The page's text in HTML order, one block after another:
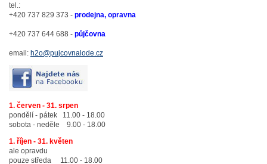
tel.:
+420 737 829 373 - prodejna, opravna
+420 737 644 688 - půjčovna
email: h2o@pujcovnalode.cz
1. červen - 31. srpen
pondělí - pátek 11.00 - 18.00
sobota - neděle 9.00 - 18.00
1. říjen - 31. květen
ale opravdu
pouze středa 11.00 - 18.00